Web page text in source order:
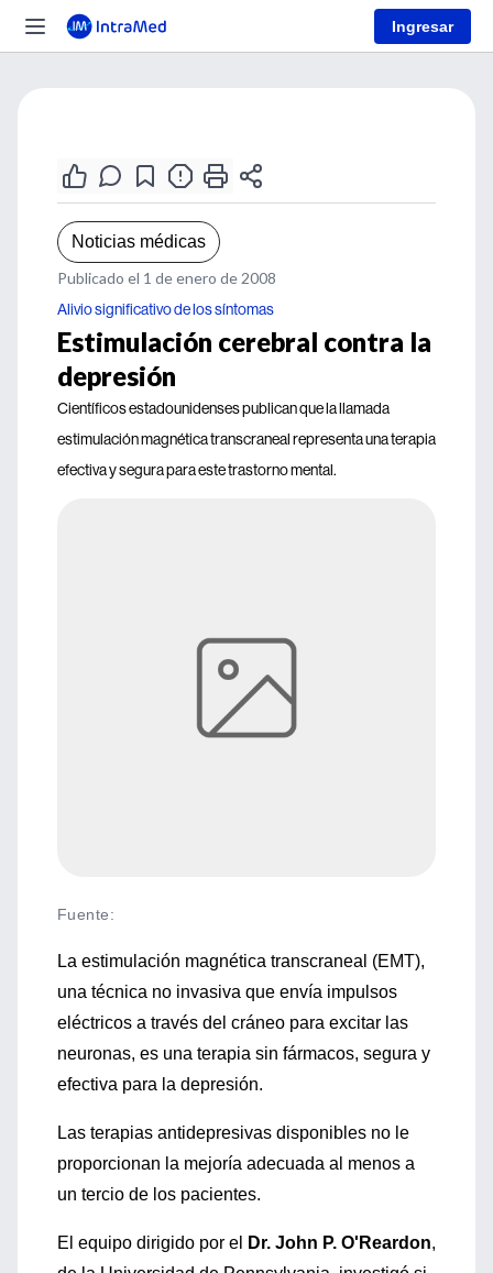
Ingresar
Noticias médicas
Publicado el 1 de enero de 2008
Alivio significativo de los síntomas
Estimulación cerebral contra la
depresión
Científicos estadounidenses publican que la llamada
estimulación magnética transcraneal representa una terapia
efectiva y segura para este trastorno mental.
Fuente:
La estimulación magnética transcraneal (EMT),
una técnica no invasiva que envía impulsos
eléctricos a través del cráneo para excitar las
neuronas, es una terapia sin fármacos, segura y
efectiva para la depresión.
Las terapias antidepresivas disponibles no le
proporcionan la mejoría adecuada al menos a
un tercio de los pacientes.
El equipo dirigido por el Dr. John P. O'Reardon,